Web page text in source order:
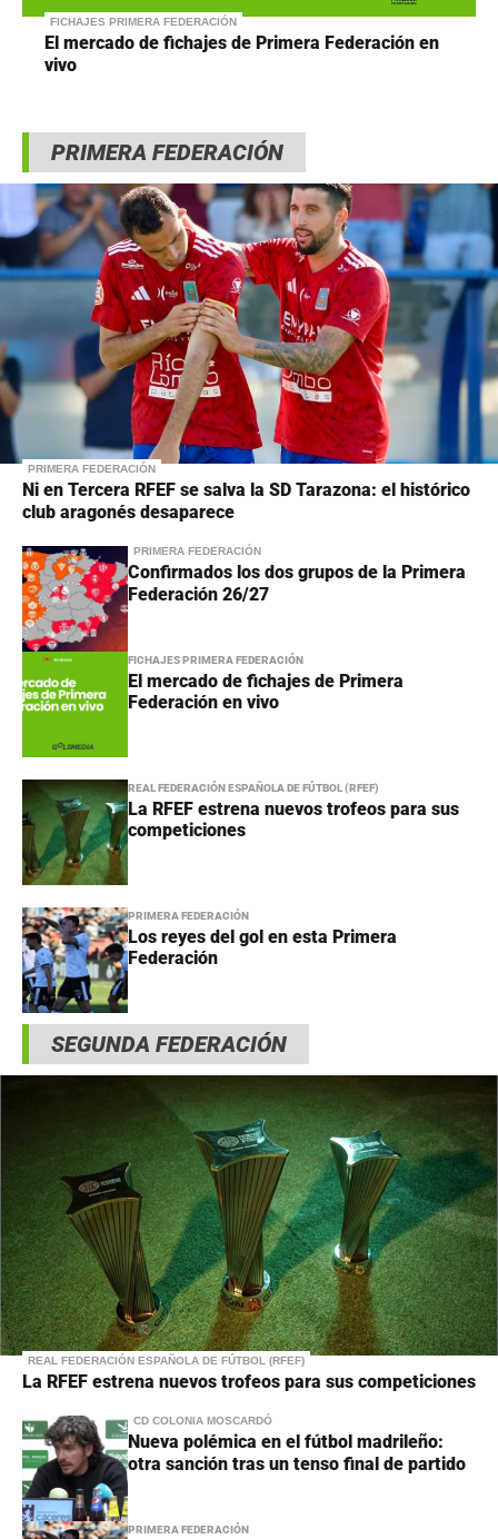
FICHAJES PRIMERA FEDERACIÓN
El mercado de fichajes de Primera Federación en
vivo
PRIMERA FEDERACIÓN
PRIMERA FEDERACIÓN
Ni en Tercera RFEF se salva la SD Tarazona: el histórico
club aragonés desaparece
PRIMERA FEDERACIÓN
Confirmados los dos grupos de la Primera
Federación 26/27
FICHAJES PRIMERA FEDERACIÓN
El mercado de fichajes de Primera
Federación en vivo
REAL FEDERACIÓN ESPAÑOLA DE FÚTBOL (RFEF)
La RFEF estrena nuevos trofeos para sus
competiciones
PRIMERA FEDERACIÓN
Los reyes del gol en esta Primera
Federación
SEGUNDA FEDERACIÓN
REAL FEDERACIÓN ESPAÑOLA DE FÚTBOL (RFEF)
La RFEF estrena nuevos trofeos para sus competiciones
CD COLONIA MOSCARDÓ
Nueva polémica en el fútbol madrileño:
otra sanción tras un tenso final de partido
PRIMERA FEDERACIÓN